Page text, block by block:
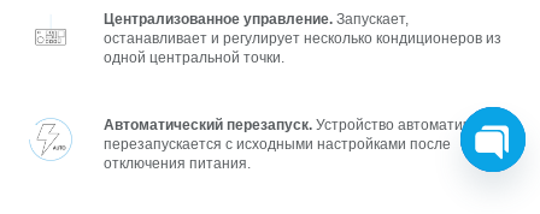
Централизованное управление.Запускает,
останавливает и регулирует несколько кондиционеров из
одной центральной точки.
Автоматический перезапуск.Устройство автоматически
перезапускается с исходными настройками после
отключения питания.